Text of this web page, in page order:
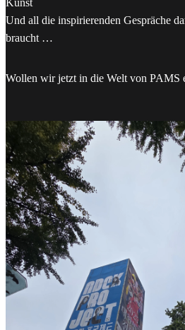
Kunst
Und all die inspirierenden Gespräche
braucht …
Wollen wir jetzt in die Welt von PAMS